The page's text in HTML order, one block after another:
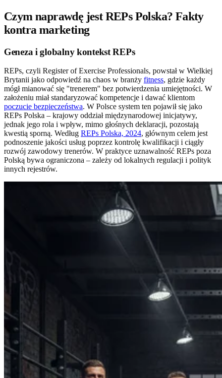
Czym naprawdę jest REPs Polska? Fakty
kontra marketing
Geneza i globalny kontekst REPs
REPs, czyli Register of Exercise Professionals, powstał w Wielkiej
Brytanii jako odpowiedź na chaos w branży fitness, gdzie każdy
mógł mianować się "trenerem" bez potwierdzenia umiejętności. W
założeniu miał standaryzować kompetencje i dawać klientom
poczucie bezpieczeństwa. W Polsce system ten pojawił się jako
REPs Polska – krajowy oddział międzynarodowej inicjatywy,
jednak jego rola i wpływ, mimo głośnych deklaracji, pozostają
kwestią sporną. Według REPs Polska, 2024, głównym celem jest
podnoszenie jakości usług poprzez kontrolę kwalifikacji i ciągły
rozwój zawodowy trenerów. W praktyce uznawalność REPs poza
Polską bywa ograniczona – zależy od lokalnych regulacji i polityk
innych rejestrów.